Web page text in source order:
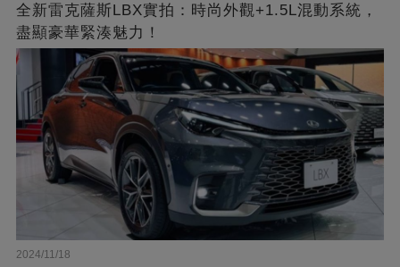
全新雷克薩斯LBX實拍：時尚外觀+1.5L混動系統，
盡顯豪華緊湊魅力！
2024/11/18